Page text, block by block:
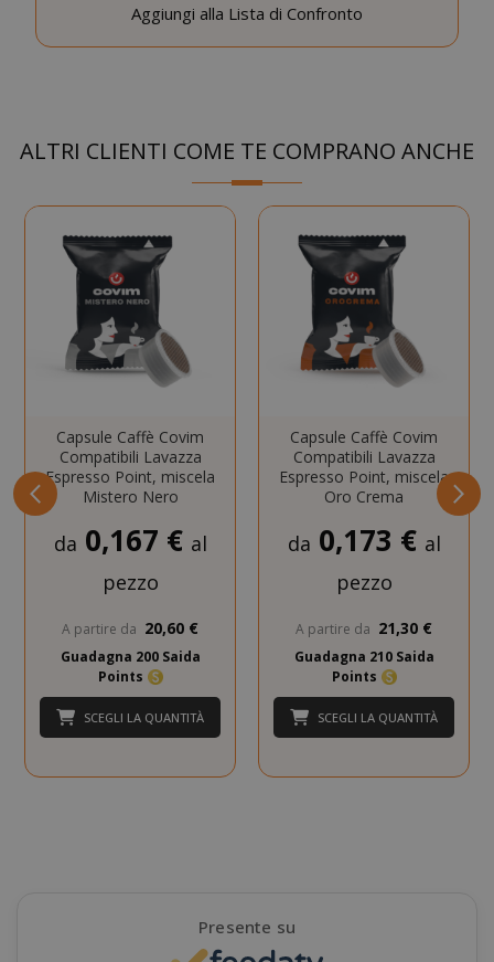
Aggiungi alla Lista di Confronto
ALTRI CLIENTI COME TE COMPRANO ANCHE
Capsule Caffè Covim
Compatibili Lavazza
Espresso Point, miscela
Mistero Nero
da 0,167 € al
pezzo
A partire da 20,60 €
Guadagna 200 Saida
Points
SCEGLI LA QUANTITÀ
Capsule Caffè Covim
Compatibili Lavazza
Espresso Point, miscela
Oro Crema
da 0,173 € al
pezzo
A partire da 21,30 €
Guadagna 210 Saida
Points
SCEGLI LA QUANTITÀ
Presente su
CookieScriptConsent
_GRECAPTCHA Google
mage-cache-sessid Adobe Inc.